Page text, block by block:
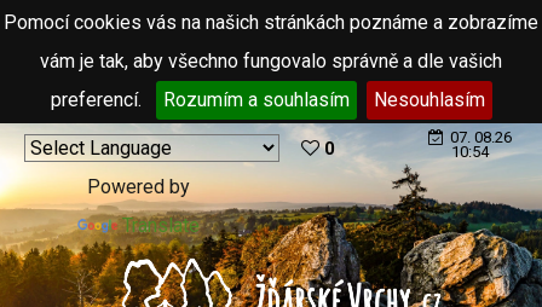
Pomocí cookies vás na našich stránkách poznáme a zobrazíme
vám je tak, aby všechno fungovalo správně a dle vašich
preferencí.
Rozumím a souhlasím Nesouhlasím
Powered by
Translate
0
07. 08.26
10:54